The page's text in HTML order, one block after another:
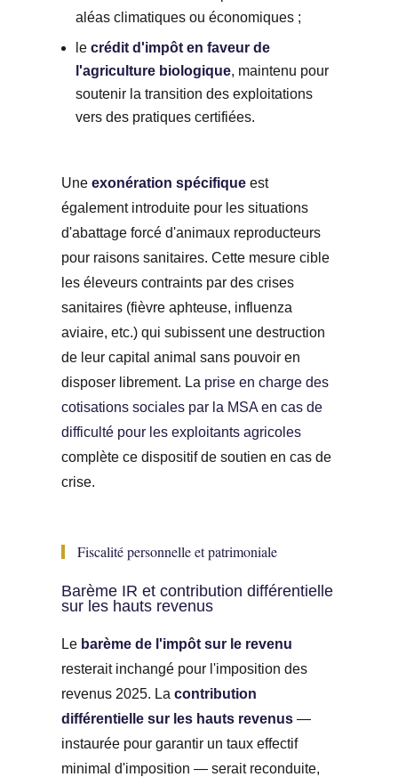
aléas climatiques ou économiques ;
le crédit d'impôt en faveur de
l'agriculture biologique, maintenu pour
soutenir la transition des exploitations
vers des pratiques certifiées.
Une exonération spécifiqueest
également introduite pour les situations
d'abattage forcé d'animaux reproducteurs
pour raisons sanitaires. Cette mesure cible
les éleveurs contraints par des crises
sanitaires (fièvre aphteuse, influenza
aviaire, etc.) qui subissent une destruction
de leur capital animal sans pouvoir en
disposer librement. La prise en charge des
cotisations sociales par la MSA en cas de
difficulté pour les exploitants agricoles
complète ce dispositif de soutien en cas de
crise.
Fiscalité personnelle et patrimoniale
Barème IR et contribution différentielle
sur les hauts revenus
Le barème de l'impôt sur le revenu
resterait inchangé pour l'imposition des
revenus 2025. La contribution
différentielle sur les hauts revenus—
instaurée pour garantir un taux effectif
minimal d'imposition — serait reconduite,